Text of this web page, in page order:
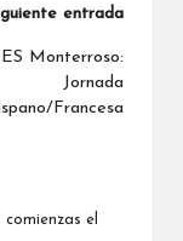
entrada
Monterroso:
Jornada
Francesa
el